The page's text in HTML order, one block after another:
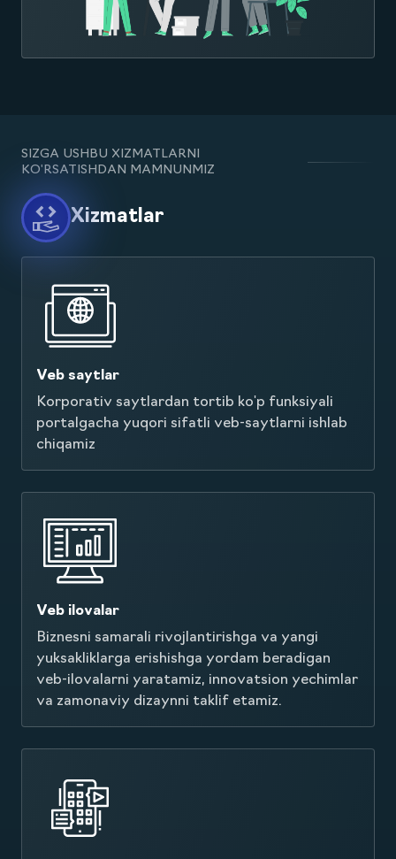
SIZGA USHBU XIZMATLARNI
Xizmatlar
portalgacha yuqori sifatli veb-saytlarni ishlab
chiqamiz
veb-ilovalarni yaratamiz, innovatsion yechimlar
va zamonaviy dizaynni taklif etamiz.